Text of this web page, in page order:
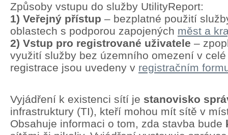
Způsoby vstupu do služby UtilityReport:
1) Veřejný přístup – bezplatné použití
oblastech s podporou zapojených měst a
2) Vstup pro registrované uživatele –
využití služby bez územního omezení v
registrace jsou uvedeny v registračním
Vyjádření k existenci sítí je stanovisko
infrastruktury (TI), kteří mohou mít sítě v
Obsahuje informaci o tom, zda stavba bude